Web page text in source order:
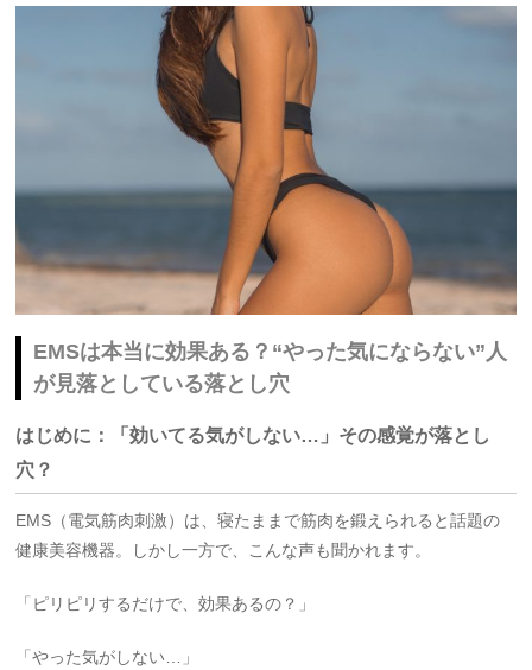
EMSは本当に効果ある？“やった気にならない”人
が見落としている落とし穴
はじめに：「効いてる気がしない…」その感覚が落とし
穴？
EMS（電気筋肉刺激）は、寝たままで筋肉を鍛えられると話題の
健康美容機器。しかし一方で、こんな声も聞かれます。
「ピリピリするだけで、効果あるの？」
「やった気がしない…」